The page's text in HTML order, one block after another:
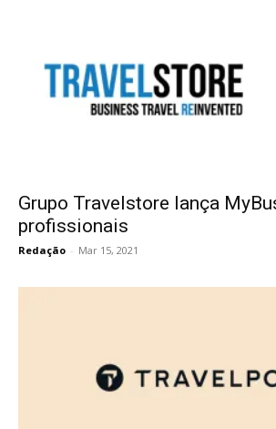
Grupo Travelstore lança
profissionais
Redação - Mar 15, 2021